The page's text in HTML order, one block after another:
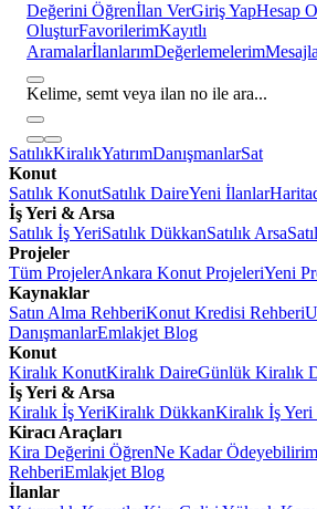
Değerini Öğrenİlan VerGiriş YapHesap
OluşturFavorilerimKayıtlı
AramalarİlanlarımDeğerlemelerim
Kelime, semt veya ilan no ile ara...
SatılıkKiralıkYatırımDanışmanlarSat
Konut
Satılık KonutSatılık DaireYeni İlanlar
İş Yeri & Arsa
Satılık İş YeriSatılık DükkanSatılık Arsa
Projeler
Tüm ProjelerAnkara Konut ProjeleriYeni
Kaynaklar
Satın Alma RehberiKonut Kredisi Rehberi
DanışmanlarEmlakjet Blog
Konut
Kiralık KonutKiralık DaireGünlük Kiralık
İş Yeri & Arsa
Kiralık İş YeriKiralık DükkanKiralık İş Yeri
Kiracı Araçları
Kira Değerini ÖğrenNe Kadar Ödeyebilirim
RehberiEmlakjet Blog
İlanlar